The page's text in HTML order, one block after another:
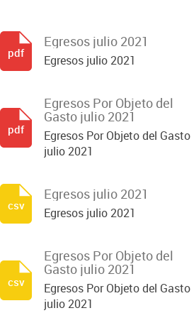
Egresos julio 2021
Egresos julio 2021
pdf
Egresos Por Objeto del
Gasto julio 2021
Egresos Por Objeto del Gasto
julio 2021
pdf
Egresos julio 2021
Egresos julio 2021
csv
Egresos Por Objeto del
Gasto julio 2021
Egresos Por Objeto del Gasto
julio 2021
csv